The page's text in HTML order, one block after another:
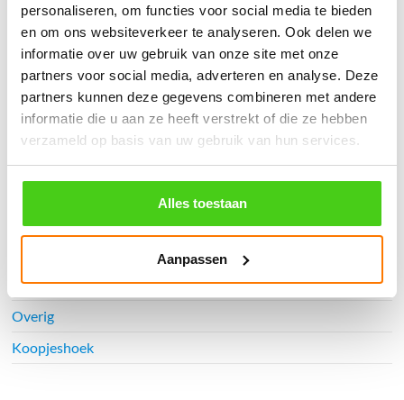
personaliseren, om functies voor social media te bieden
en om ons websiteverkeer te analyseren. Ook delen we
informatie over uw gebruik van onze site met onze
partners voor social media, adverteren en analyse. Deze
partners kunnen deze gegevens combineren met andere
informatie die u aan ze heeft verstrekt of die ze hebben
verzameld op basis van uw gebruik van hun services.
Alles toestaan
Aanpassen
Classic look
Hempex
Watersport
Touwladders
Interieur
Dier-agri
Overig
Koopjeshoek